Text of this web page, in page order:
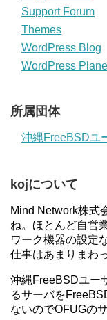
Support Forum
Themes
WordPress Blog
WordPress
所属団体
沖縄FreeBSDユ
kojについて
Mind Network株式
ね。ほとんど自営
ワーク機器の設定
仕事はあまりまわ
沖縄FreeBSDユー
るサーバを
ないのでOFUGの